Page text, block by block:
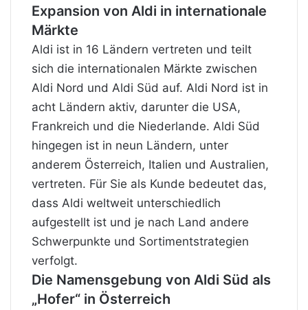
Expansion von Aldi in internationale
Märkte
Aldi ist in 16 Ländern vertreten und teilt
sich die internationalen Märkte zwischen
Aldi Nord und Aldi Süd auf. Aldi Nord ist in
acht Ländern aktiv, darunter die USA,
Frankreich und die Niederlande. Aldi Süd
hingegen ist in neun Ländern, unter
anderem Österreich, Italien und Australien,
vertreten. Für Sie als Kunde bedeutet das,
dass Aldi weltweit unterschiedlich
aufgestellt ist und je nach Land andere
Schwerpunkte und Sortimentstrategien
verfolgt.
Die Namensgebung von Aldi Süd als
„Hofer“ in Österreich